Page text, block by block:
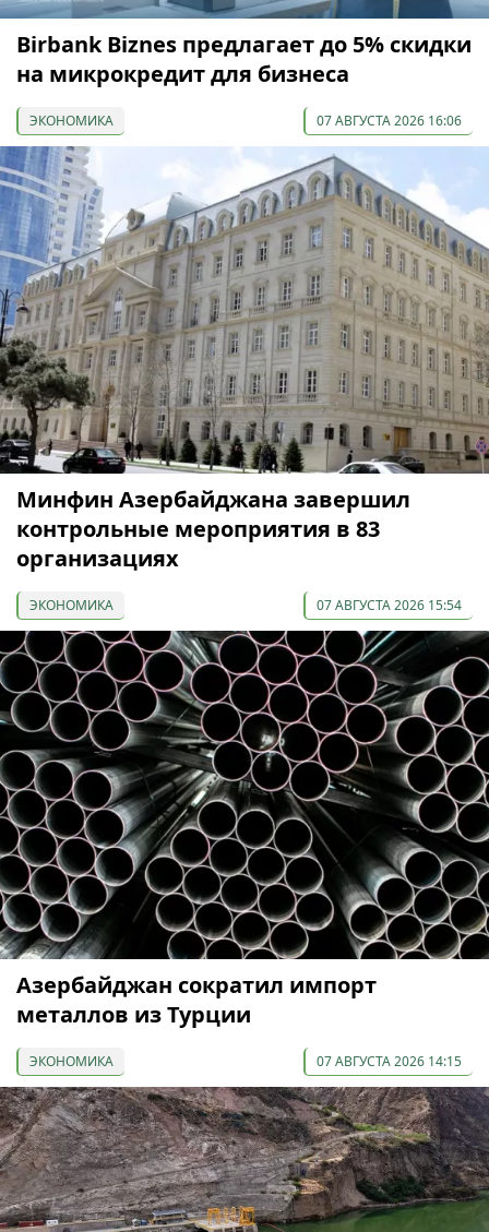
Birbank Biznes предлагает до 5% скидки
на микрокредит для бизнеса
ЭКОНОМИКА 07 АВГУСТА 2026 16:06
Минфин Азербайджана завершил
контрольные мероприятия в 83
организациях
ЭКОНОМИКА 07 АВГУСТА 2026 15:54
Азербайджан сократил импорт
металлов из Турции
ЭКОНОМИКА 07 АВГУСТА 2026 14:15